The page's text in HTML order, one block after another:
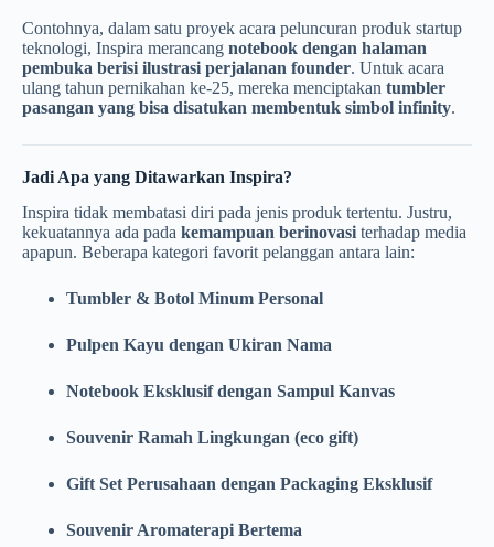
Contohnya, dalam satu proyek acara peluncuran produk startup
teknologi, Inspira merancang notebook dengan halaman
pembuka berisi ilustrasi perjalanan founder. Untuk acara
ulang tahun pernikahan ke-25, mereka menciptakan tumbler
pasangan yang bisa disatukan membentuk simbol infinity.
Jadi Apa yang Ditawarkan Inspira?
Inspira tidak membatasi diri pada jenis produk tertentu. Justru,
kekuatannya ada pada kemampuan berinovasi terhadap media
apapun. Beberapa kategori favorit pelanggan antara lain:
Tumbler & Botol Minum Personal
Pulpen Kayu dengan Ukiran Nama
Notebook Eksklusif dengan Sampul Kanvas
Souvenir Ramah Lingkungan (eco gift)
Gift Set Perusahaan dengan Packaging Eksklusif
Souvenir Aromaterapi Bertema